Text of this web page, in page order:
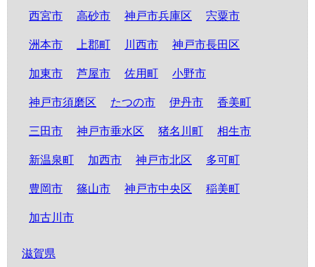
西宮市 高砂市 神戸市兵庫区 宍粟市
洲本市 上郡町 川西市 神戸市長田区
加東市 芦屋市 佐用町 小野市
神戸市須磨区 たつの市 伊丹市 香美町
三田市 神戸市垂水区 猪名川町 相生市
新温泉町 加西市 神戸市北区 多可町
豊岡市 篠山市 神戸市中央区 稲美町
加古川市
滋賀県